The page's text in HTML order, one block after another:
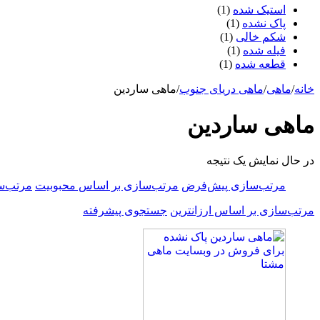
استیک شده (1)
پاک نشده (1)
شکم خالی (1)
فیله شده (1)
قطعه شده (1)
خانه/ماهی/ماهی دریای جنوب/ماهی ساردین
ماهی ساردین
در حال نمایش یک نتیجه
مرتب‌سازی پیش‌فرض مرتب‌سازی بر اساس محبوبیت
مرتب‌سازی بر اساس ارزانترین جستجوی پیشرفته